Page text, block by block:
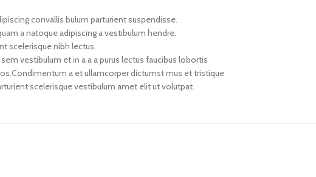
convallis bulum parturient suspendisse.
a natoque adipiscing a vestibulum hendre.
scelerisque nibh lectus.
vestibulum et in a a a purus lectus faucibus lobortis
a et ullamcorper dictumst mus et tristique
scelerisque vestibulum amet elit ut volutpat.